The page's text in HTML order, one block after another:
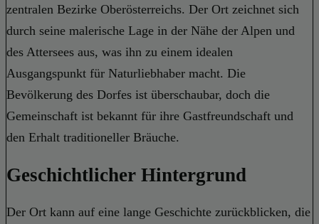
zentralen Bezirke Oberösterreichs. Der Ort zeichnet sich
durch seine malerische Lage in der Nähe der Alpen und
des Attersees aus, was ihn zu einem idealen
Ausgangspunkt für Naturliebhaber macht. Die
Bevölkerung des Dorfes ist überschaubar, doch die
Gemeinschaft ist bekannt für ihre Gastfreundschaft und
den Erhalt traditioneller Bräuche.
Geschichtlicher Hintergrund
Der Ort kann auf eine lange Geschichte zurückblicken, die